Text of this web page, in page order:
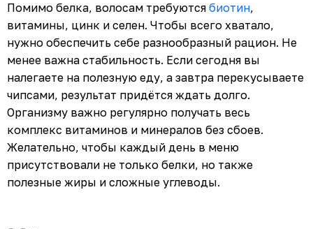
Помимо белка, волосам требуются биотин,
витамины, цинк и селен. Чтобы всего хватало,
нужно обеспечить себе разнообразный рацион. Не
менее важна стабильность. Если сегодня вы
налегаете на полезную еду, а завтра перекусываете
чипсами, результат придётся ждать долго.
Организму важно регулярно получать весь
комплекс витаминов и минералов без сбоев.
Желательно, чтобы каждый день в меню
присутствовали не только белки, но также
полезные жиры и сложные углеводы.